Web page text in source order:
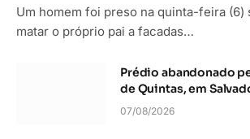
Um homem foi preso na quinta-feira (6)
matar o próprio pai a facadas…
Prédio abandonado
de Quintas, em
07/08/2026